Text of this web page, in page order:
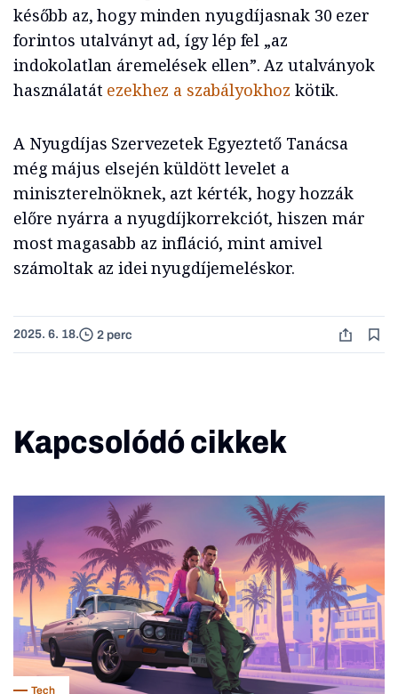
később az, hogy minden nyugdíjasnak 30 ezer
forintos utalványt ad, így lép fel „az
indokolatlan áremelések ellen”. Az utalványok
használatát ezekhez a szabályokhoz kötik.
A Nyugdíjas Szervezetek Egyeztető Tanácsa
még május elsején küldött levelet a
miniszterelnöknek, azt kérték, hogy hozzák
előre nyárra a nyugdíjkorrekciót, hiszen már
most magasabb az infláció, mint amivel
számoltak az idei nyugdíjemeléskor.
2025. 6. 18. 2 perc
Kapcsolódó cikkek
Tech